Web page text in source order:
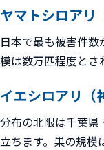
ヤマトシロアリ
日本で最も被害件数
模は数万匹程度とさ
イエシロアリ（
分布の北限は千葉県
立ちます。巣の規模